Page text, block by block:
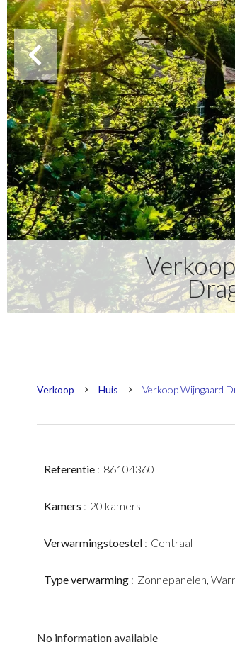
Verkoop Huis Verkoop Wijngaard
Referentie 86104360
Kamers 20 kamers
Verwarmingstoestel Centraal
Type verwarming Zonnepanelen,
No information available